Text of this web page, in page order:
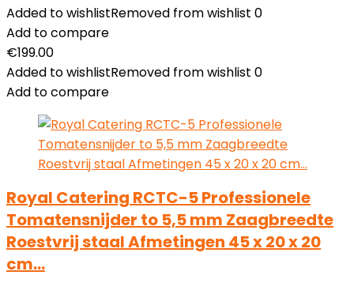
Added to wishlistRemoved from wishlist 0
Add to compare
€199.00
Added to wishlistRemoved from wishlist 0
Add to compare
Royal Catering RCTC-5 Professionele
Tomatensnijder to 5,5 mm Zaagbreedte
Roestvrij staal Afmetingen 45 x 20 x 20
cm…